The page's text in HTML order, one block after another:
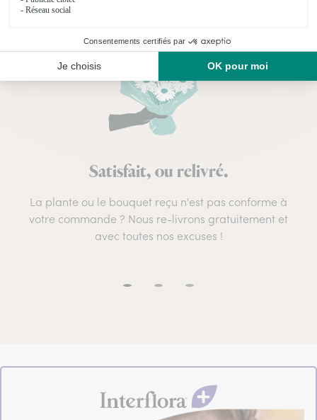
Satisfait, ou relivré.
La plante ou le bouquet reçu n'est pas conforme à
votre commande ? Nous re-livrons gratuitement et
avec toutes nos excuses !